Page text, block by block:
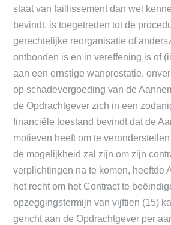
staat van faillissement dan wel
bevindt, is toegetreden tot de
gerechtelijke reorganisatie of
ontbonden is en in vereffening is of
aan een ernstige wanprestatie,
op schadevergoeding van de
de Opdrachtgever zich in een
financiële toestand bevindt dat de
motieven heeft om te
de mogelijkheid zal zijn om zijn
verplichtingen na te komen, heeftde
het recht om het Contract te
opzeggingstermijn van vijftien (15)
gericht aan de Opdrachtgever per